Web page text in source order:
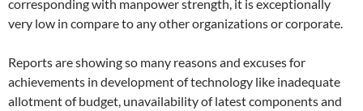
corresponding with manpower strength, it is exceptionally
very low in compare to any other organizations or corporate.
Reports are showing so many reasons and excuses for
achievements in development of technology like inadequate
allotment of budget, unavailability of latest components and